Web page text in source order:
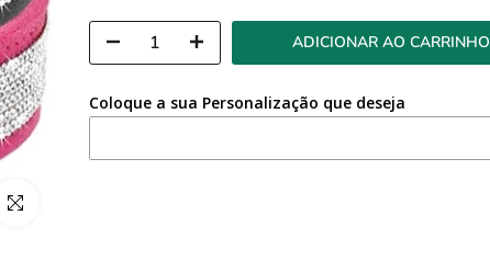
Clique para ampliar
ADICIONAR AO CARRINHO
Coloque a sua Personalização que deseja